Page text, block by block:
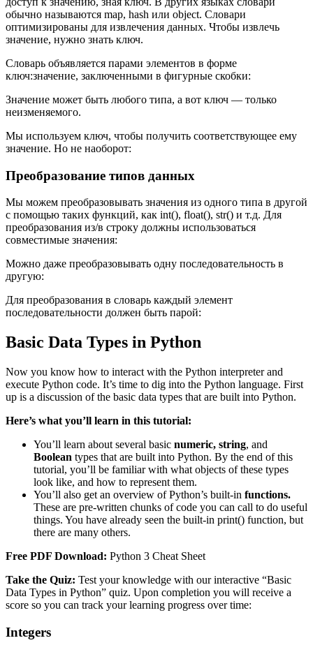
обычно называются map, hash или object. Словари
оптимизированы для извлечения данных. Чтобы извлечь
значение, нужно знать ключ.
Словарь объявляется парами элементов в форме
ключ:значение, заключенными в фигурные скобки:
Значение может быть любого типа, а вот ключ — только
неизменяемого.
Мы используем ключ, чтобы получить соответствующее ему
значение. Но не наоборот:
Преобразование типов данных
Мы можем преобразовывать значения из одного типа в другой
с помощью таких функций, как int(), float(), str() и т.д. Для
преобразования из/в строку должны использоваться
совместимые значения:
Можно даже преобразовывать одну последовательность в
другую:
Для преобразования в словарь каждый элемент
последовательности должен быть парой:
Basic Data Types in Python
Now you know how to interact with the Python interpreter and
execute Python code. It’s time to dig into the Python language. First
up is a discussion of the basic data types that are built into Python.
Here’s what you’ll learn in this tutorial:
You’ll learn about several basic numeric, string, and
Boolean types that are built into Python. By the end of this
tutorial, you’ll be familiar with what objects of these types
look like, and how to represent them.
You’ll also get an overview of Python’s built-in functions.
These are pre-written chunks of code you can call to do useful
things. You have already seen the built-in print() function, but
there are many others.
Free PDF Download: Python 3 Cheat Sheet
Take the Quiz: Test your knowledge with our interactive “Basic
Data Types in Python” quiz. Upon completion you will receive a
score so you can track your learning progress over time:
Integers